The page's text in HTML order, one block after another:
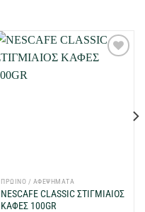
ΠΡΩΙΝΟ / ΑΦΕΨΗΜΑΤΑ
NESCAFE CLASSIC ΣΤΙΓΜΙΑΙΟΣ
ΚΑΦΕΣ 100GR